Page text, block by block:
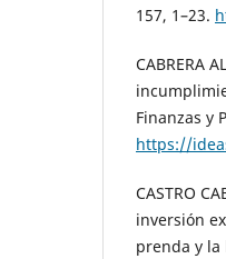
157, 1–23.
CABRERA
Finanzas y
https://
CASTRO
inversión
prenda y la